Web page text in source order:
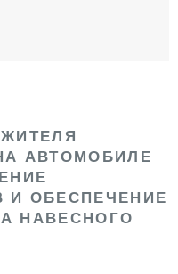
АВТОМОБИЛЕ
ОБЕСПЕЧЕНИЕ
НАВЕСНОГО